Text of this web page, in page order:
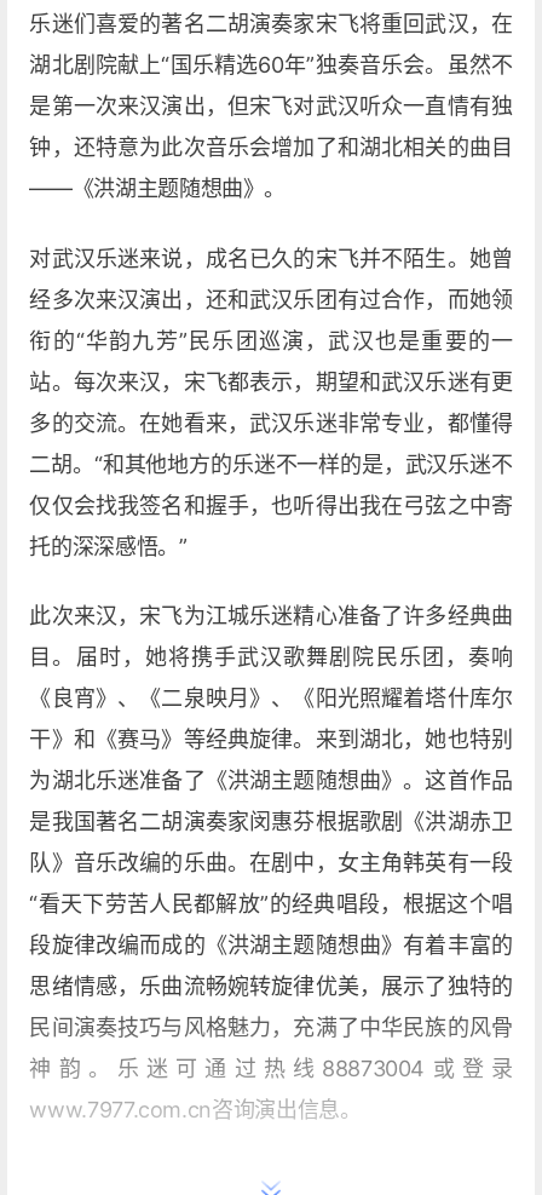
乐迷们喜爱的著名二胡演奏家宋飞将重回武汉，在
湖北剧院献上“国乐精选60年”独奏音乐会。虽然不
是第一次来汉演出，但宋飞对武汉听众一直情有独
钟，还特意为此次音乐会增加了和湖北相关的曲目
——《洪湖主题随想曲》。
对武汉乐迷来说，成名已久的宋飞并不陌生。她曾
经多次来汉演出，还和武汉乐团有过合作，而她领
衔的“华韵九芳”民乐团巡演，武汉也是重要的一
站。每次来汉，宋飞都表示，期望和武汉乐迷有更
多的交流。在她看来，武汉乐迷非常专业，都懂得
二胡。“和其他地方的乐迷不一样的是，武汉乐迷不
仅仅会找我签名和握手，也听得出我在弓弦之中寄
托的深深感悟。”
此次来汉，宋飞为江城乐迷精心准备了许多经典曲
目。届时，她将携手武汉歌舞剧院民乐团，奏响
《良宵》、《二泉映月》、《阳光照耀着塔什库尔
干》和《赛马》等经典旋律。来到湖北，她也特别
为湖北乐迷准备了《洪湖主题随想曲》。这首作品
是我国著名二胡演奏家闵惠芬根据歌剧《洪湖赤卫
队》音乐改编的乐曲。在剧中，女主角韩英有一段
“看天下劳苦人民都解放”的经典唱段，根据这个唱
段旋律改编而成的《洪湖主题随想曲》有着丰富的
思绪情感，乐曲流畅婉转旋律优美，展示了独特的
民间演奏技巧与风格魅力，充满了中华民族的风骨
神韵。乐迷可通过热线88873004或登录
www.7977.com.cn咨询演出信息。